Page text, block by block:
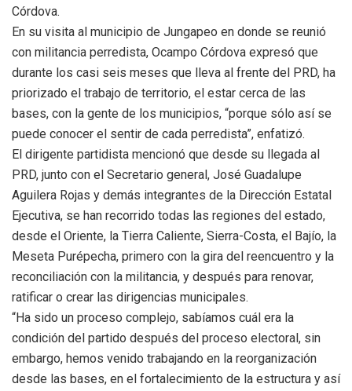
Córdova.
En su visita al municipio de Jungapeo en donde se reunió
con militancia perredista, Ocampo Córdova expresó que
durante los casi seis meses que lleva al frente del PRD, ha
priorizado el trabajo de territorio, el estar cerca de las
bases, con la gente de los municipios, “porque sólo así se
puede conocer el sentir de cada perredista”, enfatizó.
El dirigente partidista mencionó que desde su llegada al
PRD, junto con el Secretario general, José Guadalupe
Aguilera Rojas y demás integrantes de la Dirección Estatal
Ejecutiva, se han recorrido todas las regiones del estado,
desde el Oriente, la Tierra Caliente, Sierra-Costa, el Bajío, la
Meseta Purépecha, primero con la gira del reencuentro y la
reconciliación con la militancia, y después para renovar,
ratificar o crear las dirigencias municipales.
“Ha sido un proceso complejo, sabíamos cuál era la
condición del partido después del proceso electoral, sin
embargo, hemos venido trabajando en la reorganización
desde las bases, en el fortalecimiento de la estructura y así